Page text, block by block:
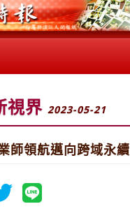
視界 2023-05-21
師領航邁向跨域永續